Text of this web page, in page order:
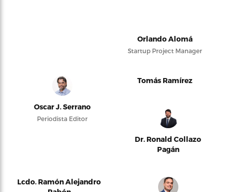
Orlando Alomá
Startup Project Manager
Oscar J. Serrano
Periodista Editor
Tomás Ramírez
Dr. Ronald Collazo
Pagán
Lcdo. Ramón Alejandro